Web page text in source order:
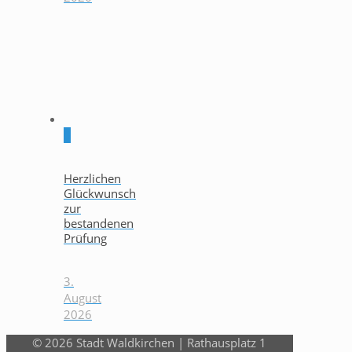
Herzlichen
Glückwunsch
zur
bestandenen
Prüfung
3.
August
2026
© 2026 Stadt Waldkirchen | Rathausplatz 1